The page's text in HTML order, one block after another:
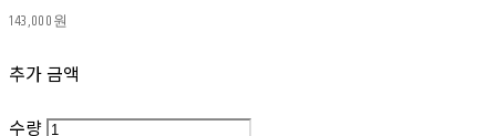
143,000원
추가 금액
수량